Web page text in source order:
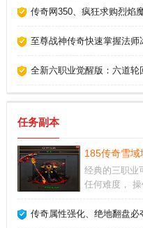
同台竞技，横
传奇网350、疯狂求购烈焰
至尊战神传奇快速掌握法师
全新六职业觉醒版：六道轮
任务副本
185传奇雪
经典的三职业
任何难度，
概率。游戏
传奇属性强化、绝地翻盘必